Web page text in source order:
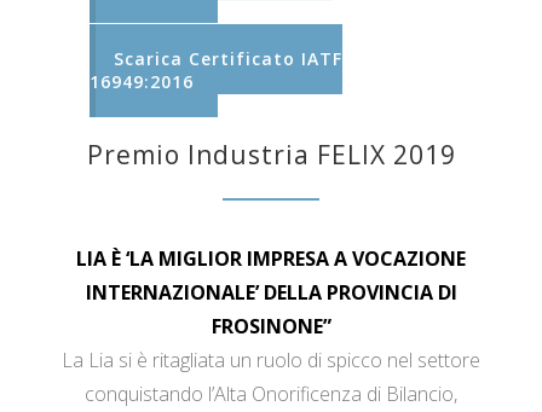
Scarica Certificato IATF
16949:2016
Premio Industria FELIX 2019
LIA È ‘LA MIGLIOR IMPRESA A VOCAZIONE
INTERNAZIONALE’ DELLA PROVINCIA DI
FROSINONE”
La Lia si è ritagliata un ruolo di spicco nel settore
conquistando l’Alta Onorificenza di Bilancio,